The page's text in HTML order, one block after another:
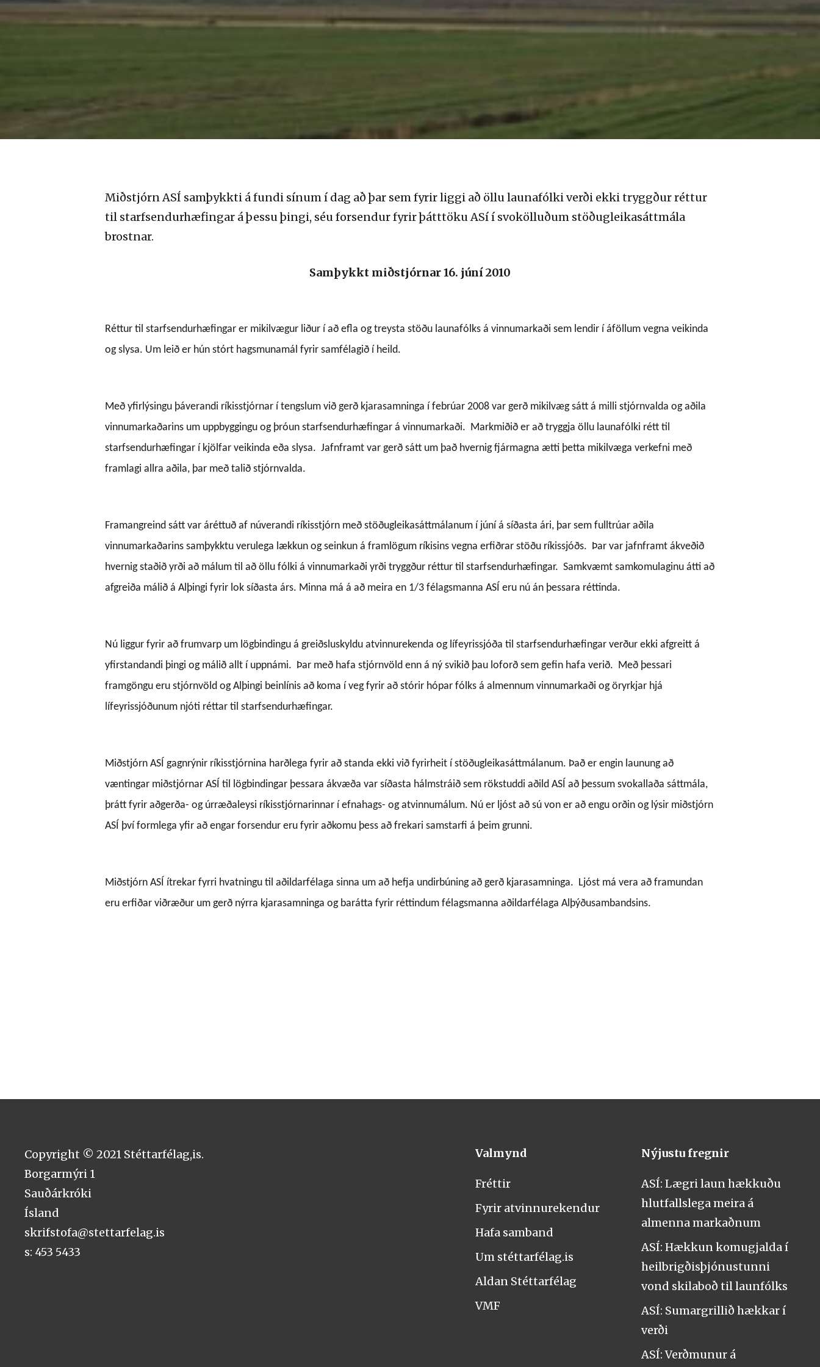
Miðstjórn ASÍ samþykkti á fundi sínum í dag að þar sem fyrir liggi að öllu launafólki verði ekki tryggður réttur
til starfsendurhæfingar á þessu þingi, séu forsendur fyrir þátttöku ASí í svokölluðum stöðugleikasáttmála
brostnar.
Samþykkt miðstjórnar 16. júní 2010
Réttur til starfsendurhæfingar er mikilvægur liður í að efla og treysta stöðu launafólks á vinnumarkaði sem lendir í áföllum vegna veikinda
og slysa. Um leið er hún stórt hagsmunamál fyrir samfélagið í heild.
Með yfirlýsingu þáverandi ríkisstjórnar í tengslum við gerð kjarasamninga í febrúar 2008 var gerð mikilvæg sátt á milli stjórnvalda og aðila
vinnumarkaðarins um uppbyggingu og þróun starfsendurhæfingar á vinnumarkaði. Markmiðið er að tryggja öllu launafólki rétt til
starfsendurhæfingar í kjölfar veikinda eða slysa. Jafnframt var gerð sátt um það hvernig fjármagna ætti þetta mikilvæga verkefni með
framlagi allra aðila, þar með talið stjórnvalda.
Framangreind sátt var áréttuð af núverandi ríkisstjórn með stöðugleikasáttmálanum í júní á síðasta ári, þar sem fulltrúar aðila
vinnumarkaðarins samþykktu verulega lækkun og seinkun á framlögum ríkisins vegna erfiðrar stöðu ríkissjóðs. Þar var jafnframt ákveðið
hvernig staðið yrði að málum til að öllu fólki á vinnumarkaði yrði tryggður réttur til starfsendurhæfingar. Samkvæmt samkomulaginu átti að
afgreiða málið á Alþingi fyrir lok síðasta árs. Minna má á að meira en 1/3 félagsmanna ASÍ eru nú án þessara réttinda.
Nú liggur fyrir að frumvarp um lögbindingu á greiðsluskyldu atvinnurekenda og lífeyrissjóða til starfsendurhæfingar verður ekki afgreitt á
yfirstandandi þingi og málið allt í uppnámi. Þar með hafa stjórnvöld enn á ný svikið þau loforð sem gefin hafa verið. Með þessari
framgöngu eru stjórnvöld og Alþingi beinlínis að koma í veg fyrir að stórir hópar fólks á almennum vinnumarkaði og öryrkjar hjá
lífeyrissjóðunum njóti réttar til starfsendurhæfingar.
Miðstjórn ASÍ gagnrýnir ríkisstjórnina harðlega fyrir að standa ekki við fyrirheit í stöðugleikasáttmálanum. Það er engin launung að
væntingar miðstjórnar ASÍ til lögbindingar þessara ákvæða var síðasta hálmstráið sem rökstuddi aðild ASÍ að þessum svokallaða sáttmála,
þrátt fyrir aðgerða- og úrræðaleysi ríkisstjórnarinnar í efnahags- og atvinnumálum. Nú er ljóst að sú von er að engu orðin og lýsir miðstjórn
ASÍ því formlega yfir að engar forsendur eru fyrir aðkomu þess að frekari samstarfi á þeim grunni.
Miðstjórn ASÍ ítrekar fyrri hvatningu til aðildarfélaga sinna um að hefja undirbúning að gerð kjarasamninga. Ljóst má vera að framundan
eru erfiðar viðræður um gerð nýrra kjarasamninga og barátta fyrir réttindum félagsmanna aðildarfélaga Alþýðusambandsins.
Copyright © 2021 Stéttarfélag,is.
Borgarmýri 1
Sauðárkróki
Ísland
skrifstofa@stettarfelag.is
s: 453 5433
Valmynd
Fréttir
Fyrir atvinnurekendur
Hafa samband
Um stéttarfélag.is
Aldan Stéttarfélag
VMF
Nýjustu fregnir
ASÍ: Lægri laun hækkuðu
hlutfallslega meira á
almenna markaðnum
ASÍ: Hækkun komugjalda í
heilbrigðisþjónustunni
vond skilaboð til launfólks
ASÍ: Sumargrillið hækkar í
verði
ASÍ: Verðmunur á